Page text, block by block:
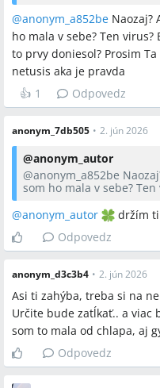
to potri sem tam octom.
Malo by to pomoct, aj
rado zasadite
@anonym_a852be Naozaj?
ho mala v sebe? Ten
to prvy doniesol? Prosim
netusis aka je pravda
👍 1 Odpovedz
anonym_7db505 • 2. jún 2026
@anonym_autor
@anonym_a852be
som ho mala v sebe? Ten
prispevky ked netusis aka
@anonym_autor
držím
Odpovedz
anonym_d3c3b4 • 2. jún 2026
Asi ti zahýba, treba si na
Určite bude zatĺkať.. a viac
som to mala od chlapa, aj
Odpovedz